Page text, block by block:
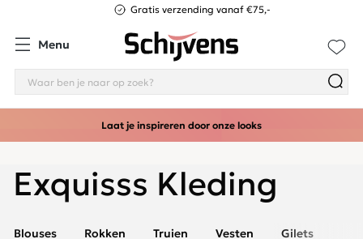
Gratis verzending vanaf €75,-
Menu
Laat je inspireren door onze looks
Exquisss Kleding
Blouses Rokken Truien Vesten Gilets